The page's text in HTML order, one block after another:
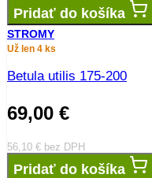
Pridať do košíka
STROMY
Už len 4 ks
Betula utilis 175-200
69,00 €
56,10 € bez DPH
Pridať do košíka